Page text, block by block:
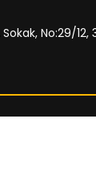
No:29/12,